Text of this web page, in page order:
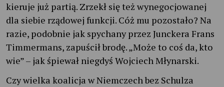
kieruje już partią. Zrzekł się też wynegocjowanej
dla siebie rządowej funkcji. Cóż mu pozostało? Na
razie, podobnie jak spychany przez Junckera Frans
Timmermans, zapuścił brodę. „Może to coś da, kto
wie” – jak śpiewał niegdyś Wojciech Młynarski.
Czy wielka koalicja w Niemczech bez Schulza